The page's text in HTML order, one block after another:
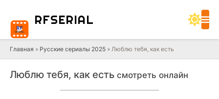
RFSERIAL
Главная » Русские сериалы 2025 » Люблю тебя, как есть
Люблю тебя, как есть смотреть онлайн